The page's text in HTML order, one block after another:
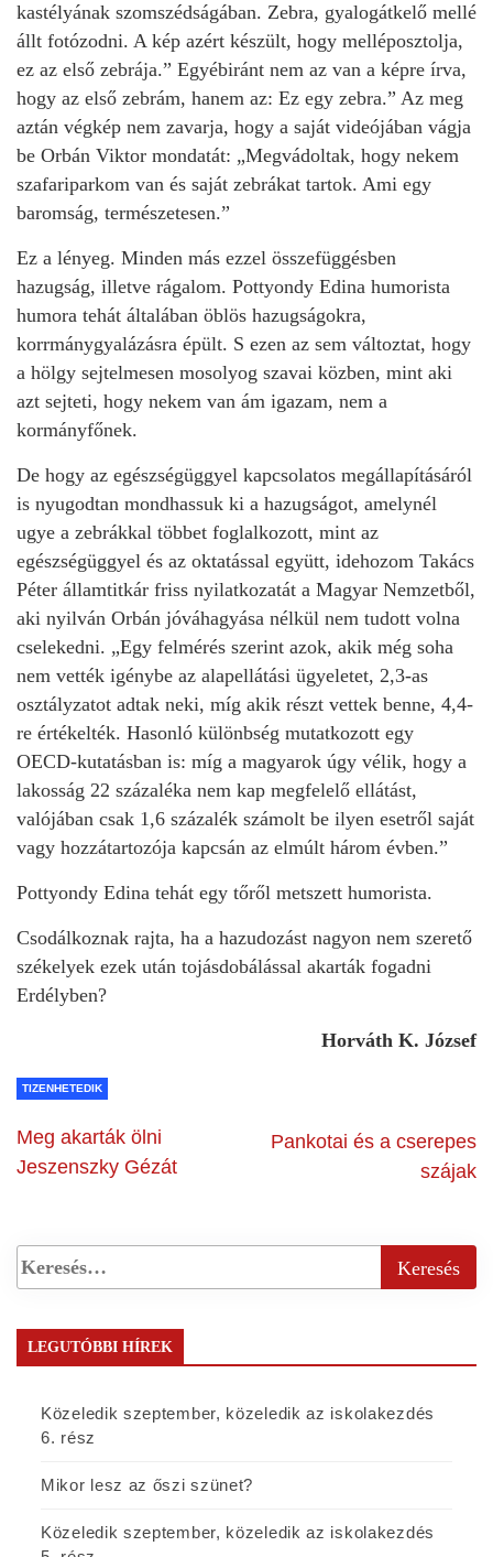
kastélyának szomszédságában. Zebra, gyalogátkelő mellé
állt fotózodni. A kép azért készült, hogy melléposztolja,
ez az első zebrája.” Egyébiránt nem az van a képre írva,
hogy az első zebrám, hanem az: Ez egy zebra.” Az meg
aztán végkép nem zavarja, hogy a saját videójában vágja
be Orbán Viktor mondatát: „Megvádoltak, hogy nekem
szafariparkom van és saját zebrákat tartok. Ami egy
baromság, természetesen.”
Ez a lényeg. Minden más ezzel összefüggésben
hazugság, illetve rágalom. Pottyondy Edina humorista
humora tehát általában öblös hazugságokra,
korrmánygyalázásra épült. S ezen az sem változtat, hogy
a hölgy sejtelmesen mosolyog szavai közben, mint aki
azt sejteti, hogy nekem van ám igazam, nem a
kormányfőnek.
De hogy az egészségüggyel kapcsolatos megállapításáról
is nyugodtan mondhassuk ki a hazugságot, amelynél
ugye a zebrákkal többet foglalkozott, mint az
egészségüggyel és az oktatással együtt, idehozom Takács
Péter államtitkár friss nyilatkozatát a Magyar Nemzetből,
aki nyilván Orbán jóváhagyása nélkül nem tudott volna
cselekedni. „Egy felmérés szerint azok, akik még soha
nem vették igénybe az alapellátási ügyeletet, 2,3-as
osztályzatot adtak neki, míg akik részt vettek benne, 4,4-
re értékelték. Hasonló különbség mutatkozott egy
OECD-kutatásban is: míg a magyarok úgy vélik, hogy a
lakosság 22 százaléka nem kap megfelelő ellátást,
valójában csak 1,6 százalék számolt be ilyen esetről saját
vagy hozzátartozója kapcsán az elmúlt három évben.”
Pottyondy Edina tehát egy tőről metszett humorista.
Csodálkoznak rajta, ha a hazudozást nagyon nem szerető
székelyek ezek után tojásdobálással akarták fogadni
Erdélyben?
Horváth K. József
TIZENHETEDIK
Meg akarták ölni
Jeszenszky Gézát
Pankotai és a cserepes
szájak
LEGUTÓBBI HÍREK
Közeledik szeptember, közeledik az iskolakezdés
6. rész
Mikor lesz az őszi szünet?
Közeledik szeptember, közeledik az iskolakezdés